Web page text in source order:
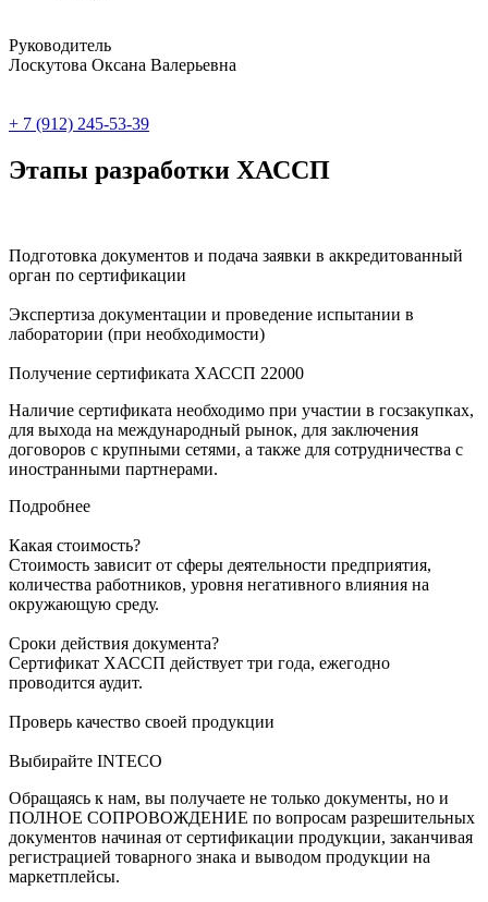
Руководитель
Лоскутова Оксана Валерьевна
+ 7 (912) 245-53-39
Этапы разработки ХАССП
Подготовка документов и подача заявки в аккредитованный
орган по сертификации
Экспертиза документации и проведение испытании в
лаборатории (при необходимости)
Получение сертификата ХАССП 22000
Наличие сертификата необходимо при участии в госзакупках,
для выхода на международный рынок, для заключения
договоров с крупными сетями, а также для сотрудничества с
иностранными партнерами.
Подробнее
Какая стоимость?
Стоимость зависит от сферы деятельности предприятия,
количества работников, уровня негативного влияния на
окружающую среду.
Сроки действия документа?
Сертификат ХАССП действует три года, ежегодно
проводится аудит.
Проверь качество своей продукции
Выбирайте INTECO
Обращаясь к нам, вы получаете не только документы, но и
ПОЛНОЕ СОПРОВОЖДЕНИЕ по вопросам разрешительных
документов начиная от сертификации продукции, заканчивая
регистрацией товарного знака и выводом продукции на
маркетплейсы.